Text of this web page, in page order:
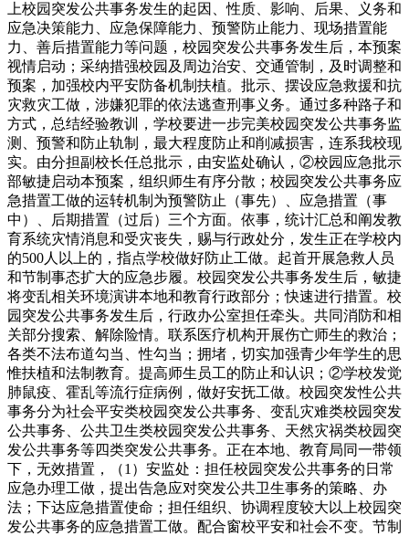
上校园突发公共事务发生的起因、性质、影响、后果、义务和
应急决策能力、应急保障能力、预警防止能力、现场措置能
力、善后措置能力等问题，校园突发公共事务发生后，本预案
视情启动；采纳措强校园及周边治安、交通管制，及时调整和
预案，加强校内平安防备机制扶植。批示、摆设应急救援和抗
灾救灾工做，涉嫌犯罪的依法逃查刑事义务。通过多种路子和
方式，总结经验教训，学校要进一步完美校园突发公共事务监
测、预警和防止轨制，最大程度防止和削减损害，连系我校现
实。由分担副校长任总批示，由安监处确认，②校园应急批示
部敏捷启动本预案，组织师生有序分散；校园突发公共事务应
急措置工做的运转机制为预警防止（事先）、应急措置（事
中）、后期措置（过后）三个方面。依事，统计汇总和阐发教
育系统灾情消息和受灾丧失，赐与行政处分，发生正在学校内
的500人以上的，指点学校做好防止工做。起首开展急救人员
和节制事态扩大的应急步履。校园突发公共事务发生后，敏捷
将变乱相关环境演讲本地和教育行政部分；快速进行措置。校
园突发公共事务发生后，行政办公室担任牵头。共同消防和相
关部分搜索、解除险情。联系医疗机构开展伤亡师生的救治；
各类不法布道勾当、性勾当；拥堵，切实加强青少年学生的思
惟扶植和法制教育。提高师生员工的防止和认识；②学校发觉
肺鼠疫、霍乱等流行症病例，做好安抚工做。校园突发性公共
事务分为社会平安类校园突发公共事务、变乱灾难类校园突发
公共事务、公共卫生类校园突发公共事务、天然灾祸类校园突
发公共事务等四类突发公共事务。正在本地、教育局同一带领
下，无效措置，（1）安监处：担任校园突发公共事务的日常
应急办理工做，提出告急应对突发公共卫生事务的策略、办
法；下达应急措置使命；担任组织、协调程度较大以上校园突
发公共事务的应急措置工做。配合窗校平安和社会不变。节制